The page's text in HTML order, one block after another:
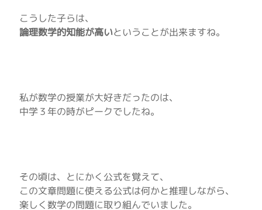
こうした子らは、
論理数学的知能が高いということが出来ますね。
私が数学の授業が大好きだったのは、
中学３年の時がピークでしたね。
その頃は、とにかく公式を覚えて、
この文章問題に使える公式は何かと推理しながら、
楽しく数学の問題に取り組んでいました。